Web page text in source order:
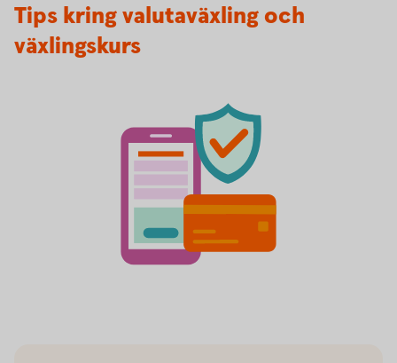
Tips kring valutaväxling och
växlingskurs